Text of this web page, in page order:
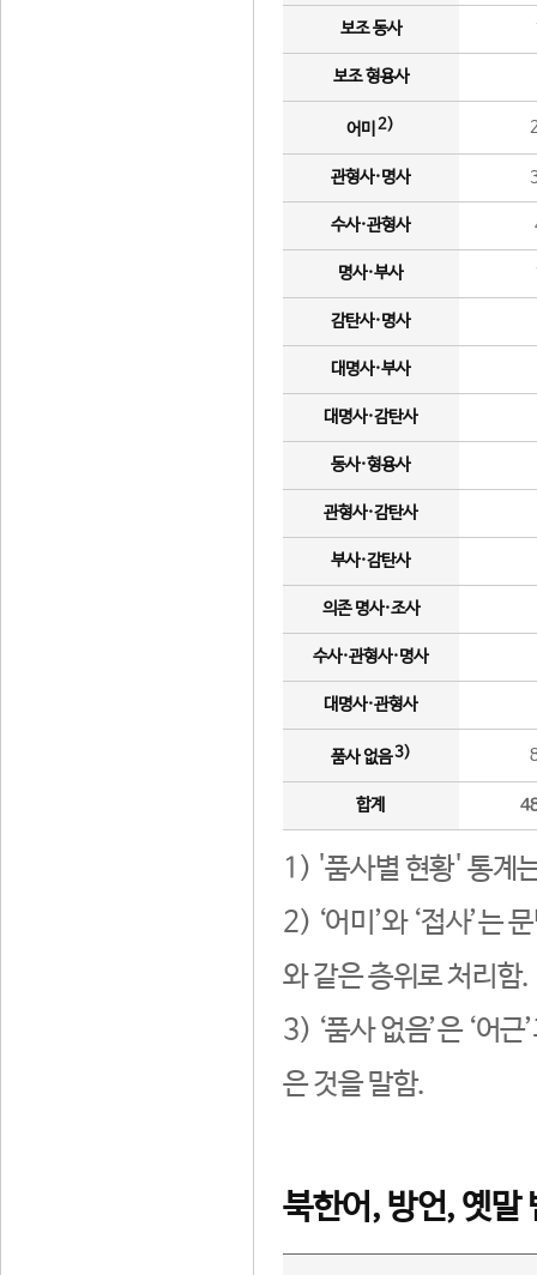
보조 동사
보조 형용사
어미 2)
관형사·명사
수사·관형사
명사·부사
감탄사·명사
대명사·부사
대명사·감탄사
동사·형용사
관형사·감탄사
부사·감탄사
의존 명사·조사
수사·관형사·명사
대명사·관형사
품사 없음3)
합계
1) '품사별 현황' 통계
2) ‘어미’와 ‘접사’는
와 같은 층위로 처리함.
3) ‘품사 없음’은 ‘어
은 것을 말함.
북한어, 방언, 옛말